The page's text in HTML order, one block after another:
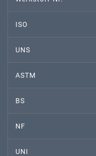
ISO
UNS
ASTM
BS
NF
UNI